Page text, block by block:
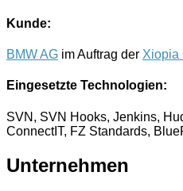
Kunde:
BMW AG im Auftrag der Xiopia
Eingesetzte Technologien:
SVN, SVN Hooks, Jenkins,
ConnectIT, FZ Standards,
Unternehmen